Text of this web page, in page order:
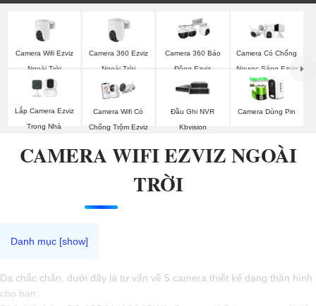
Camera Wifi Ezviz
Ngoài Trời
Camera 360 Ezviz
Ngoài Trời
Camera 360 Báo
Động Ezviz
Camera Có Chống
Ngược Sáng Ezviz
Lắp Camera Ezviz
Trong Nhà
Camera Wifi Có
Chống Trộm Ezviz
Đầu Ghi NVR
Kbvision
Camera Dùng Pin
CAMERA WIFI EZVIZ NGOÀI
TRỜI
Dạ chắc chắn, dưới đây là tư vấn về 5 camera thiết kế dạng thân hình
cho bạn: